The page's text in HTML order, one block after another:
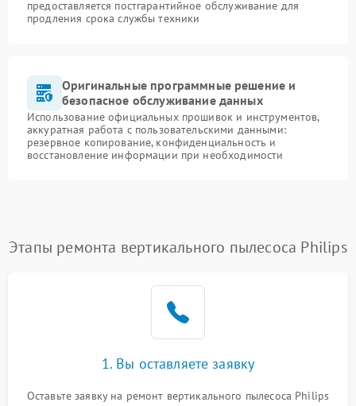
предоставляется постгарантийное обслуживание для
продления срока службы техники
Оригинальные программные решение и
безопасное обслуживание данных
Использование официальных прошивок и инструментов,
аккуратная работа с пользовательскими данными:
резервное копирование, конфиденциальность и
восстановление информации при необходимости
Этапы ремонта вертикального пылесоса Philips
1. Вы оставляете заявку
Оставьте заявку на ремонт вертикального пылесоса Philips